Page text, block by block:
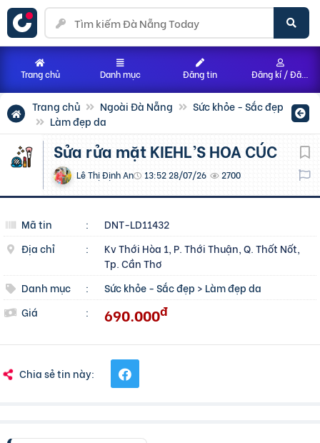
Trang chủ Ngoài Đà Nẵng
Sức khỏe - Sắc đẹp
Làm đẹp da
Sửa rửa mặt KIEHL’S HOA CÚC
Lê Thị Định An 13:52 28/07/26 2700
Mã tin :
DNT-LD11432
Địa chỉ
:
Kv Thới Hòa 1, P. Thới Thuận, Q. Thốt Nốt,
Tp. Cần Thơ
Danh mục
: Sức khỏe - Sắc đẹp > Làm đẹp da
Giá
: 690.000đ
Chia sẻ tin này:
Trang chủ Danh mục Đăng tin